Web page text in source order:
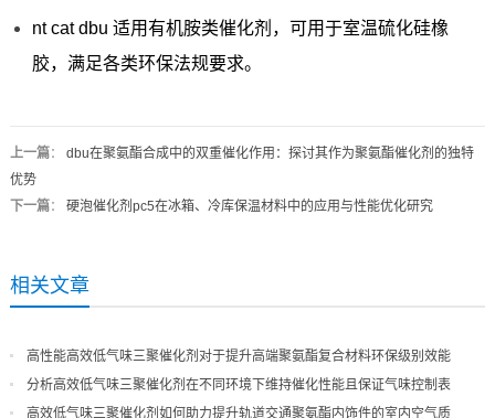
nt cat dbu 适用有机胺类催化剂，可用于室温硫化硅橡
胶，满足各类环保法规要求。
上一篇： dbu在聚氨酯合成中的双重催化作用：探讨其作为聚氨酯催化剂的独特
优势
下一篇： 硬泡催化剂pc5在冰箱、冷库保温材料中的应用与性能优化研究
相关文章
高性能高效低气味三聚催化剂对于提升高端聚氨酯复合材料环保级别效能
分析高效低气味三聚催化剂在不同环境下维持催化性能且保证气味控制表
现
高效低气味三聚催化剂如何助力提升轨道交通聚氨酯内饰件的室内空气质